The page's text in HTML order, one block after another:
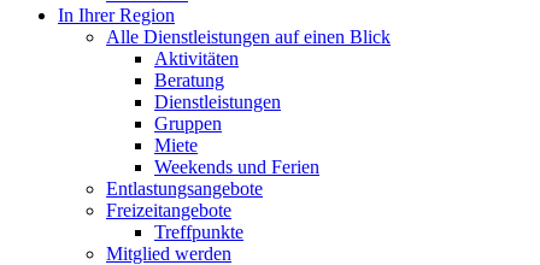
In Ihrer Region
Alle Dienstleistungen auf einen Blick
Aktivitäten
Beratung
Dienstleistungen
Gruppen
Miete
Weekends und Ferien
Entlastungsangebote
Freizeitangebote
Treffpunkte
Mitglied werden